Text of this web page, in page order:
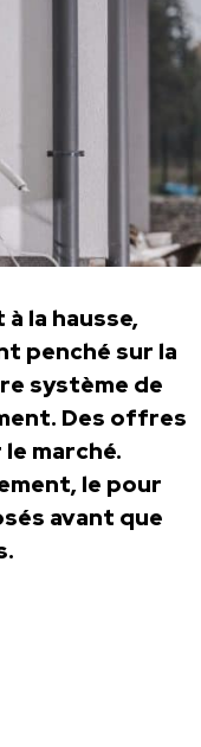
la hausse,
penché sur la
système de
Des offres
marché.
le pour
avant que